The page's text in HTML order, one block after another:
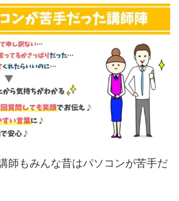
師もみんな昔はパソコンが苦手だ